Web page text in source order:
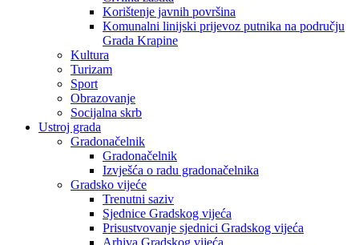
Korištenje javnih površina
Komunalni linijski prijevoz putnika na području
Grada Krapine
Kultura
Turizam
Sport
Obrazovanje
Socijalna skrb
Ustroj grada
Gradonačelnik
Gradonačelnik
Izvješća o radu gradonačelnika
Gradsko vijeće
Trenutni saziv
Sjednice Gradskog vijeća
Prisustvovanje sjednici Gradskog vijeća
Arhiva Gradskog vijeća